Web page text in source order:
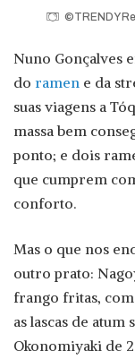
©TRENDY
Nuno Gonçalves
do ramen e da
suas viagens a
massa bem
ponto; e dois
que cumprem
conforto.
Mas o que nos
outro prato:
frango fritas,
as lascas de
Okonomiyaki de